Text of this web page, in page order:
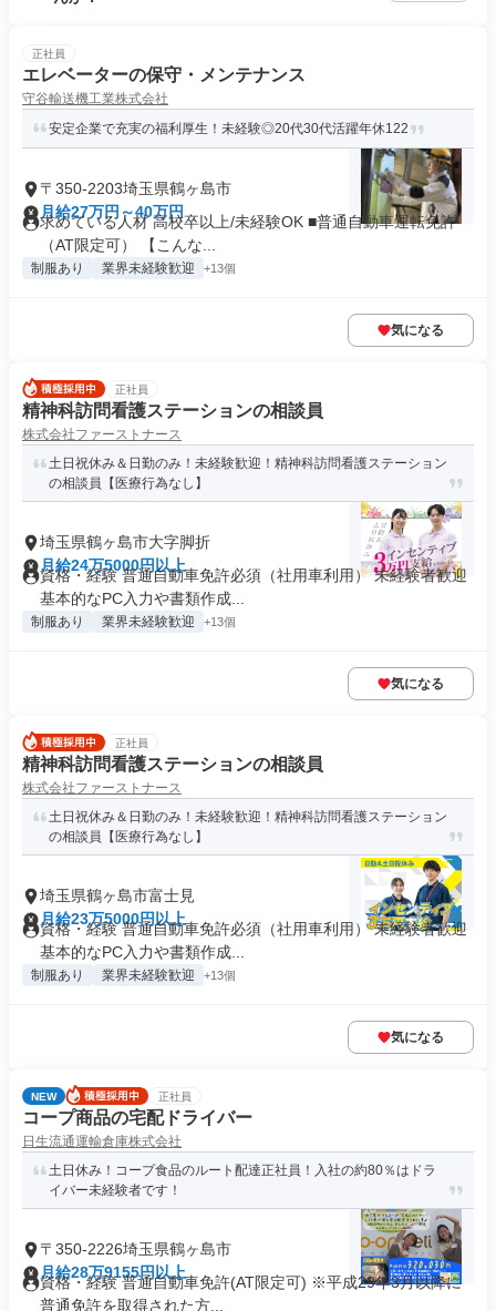
正社員
エレベーターの保守・メンテナンス
守谷輸送機工業株式会社
安定企業で充実の福利厚生！未経験◎20代30代活躍年休122
〒350-2203埼玉県鶴ヶ島市
月給27万円～40万円
求めている人材 高校卒以上/未経験OK ■普通自動車運転免許
（AT限定可） 【こんな...
制服あり 業界未経験歓迎 +13個
気になる
正社員
精神科訪問看護ステーションの相談員
株式会社ファーストナース
土日祝休み＆日勤のみ！未経験歓迎！精神科訪問看護ステーション
の相談員【医療行為なし】
埼玉県鶴ヶ島市大字脚折
月給24万5000円以上
資格・経験 普通自動車免許必須（社用車利用） 未経験者歓迎
基本的なPC入力や書類作成...
制服あり 業界未経験歓迎 +13個
気になる
正社員
精神科訪問看護ステーションの相談員
株式会社ファーストナース
土日祝休み＆日勤のみ！未経験歓迎！精神科訪問看護ステーション
の相談員【医療行為なし】
埼玉県鶴ヶ島市富士見
月給23万5000円以上
資格・経験 普通自動車免許必須（社用車利用） 未経験者歓迎
基本的なPC入力や書類作成...
制服あり 業界未経験歓迎 +13個
気になる
NEW 正社員
コープ商品の宅配ドライバー
日生流通運輸倉庫株式会社
土日休み！コープ食品のルート配達正社員！入社の約80％はドラ
イバー未経験者です！
〒350-2226埼玉県鶴ヶ島市
月給28万9155円以上
資格・経験 普通自動車免許(AT限定可) ※平成29年3月以降に
普通免許を取得された方...